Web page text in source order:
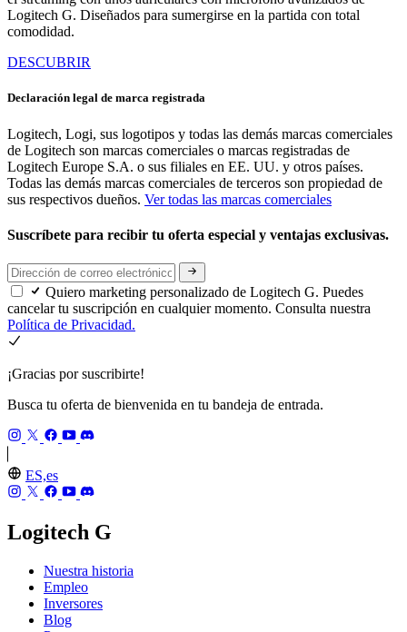
Logitech G. Diseñados para sumergirse en la partida con total
comodidad.
DESCUBRIR
Declaración legal de marca registrada
Logitech, Logi, sus logotipos y todas las demás marcas comerciales
de Logitech son marcas comerciales o marcas registradas de
Logitech Europe S.A. o sus filiales en EE. UU. y otros países.
Todas las demás marcas comerciales de terceros son propiedad de
sus respectivos dueños. Ver todas las marcas comerciales
Suscríbete para recibir tu oferta especial y ventajas exclusivas.
Quiero marketing personalizado de Logitech G. Puedes
cancelar tu suscripción en cualquier momento. Consulta nuestra
Política de Privacidad.
¡Gracias por suscribirte!
Busca tu oferta de bienvenida en tu bandeja de entrada.
ES,es
Logitech G
Nuestra historia
Empleo
Inversores
Blog